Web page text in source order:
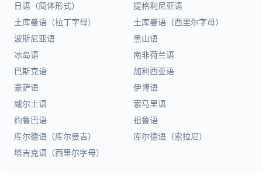
日语（简体形式）
提格利尼亚语
土库曼语（拉丁字母）
土库曼语（西里尔字母）
波斯尼亚语
黑山语
冰岛语
南非荷兰语
巴斯克语
加利西亚语
豪萨语
伊博语
威尔士语
索马里语
约鲁巴语
祖鲁语
库尔德语（库尔曼吉）
库尔德语（索拉尼）
塔吉克语（西里尔字母）